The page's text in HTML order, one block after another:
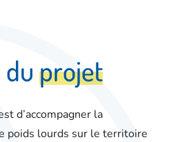
du projet
d’accompagner la
poids lourds sur le territoire